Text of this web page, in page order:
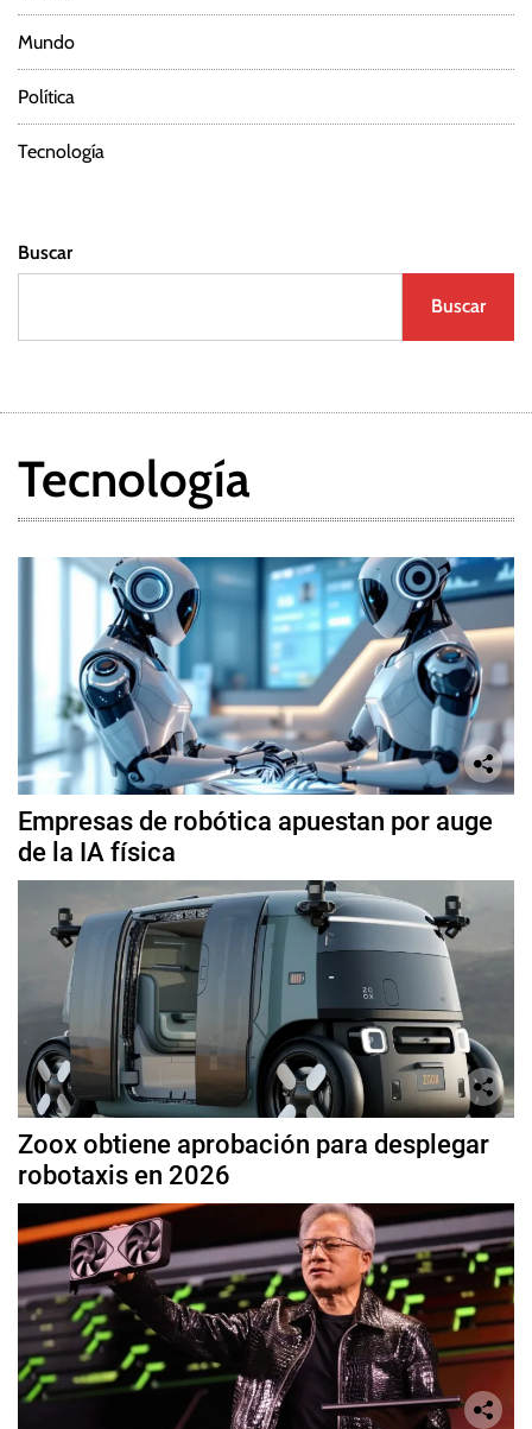
Mundo
Política
Tecnología
Buscar
Buscar
Tecnología
Empresas de robótica apuestan por auge
de la IA física
Zoox obtiene aprobación para desplegar
robotaxis en 2026